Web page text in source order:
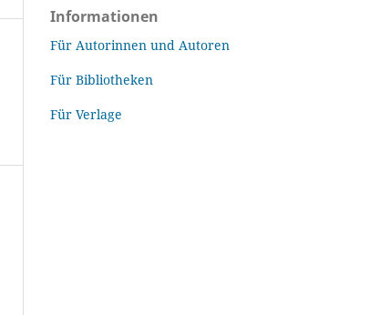
Informationen
Für Autorinnen und Autoren
Für Bibliotheken
Für Verlage